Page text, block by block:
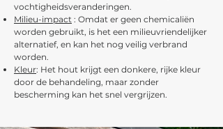
vochtigheidsveranderingen.
Milieu-impact : Omdat er geen chemicaliën
worden gebruikt, is het een milieuvriendelijker
alternatief, en kan het nog veilig verbrand
worden.
Kleur: Het hout krijgt een donkere, rijke kleur
door de behandeling, maar zonder
bescherming kan het snel vergrijzen.